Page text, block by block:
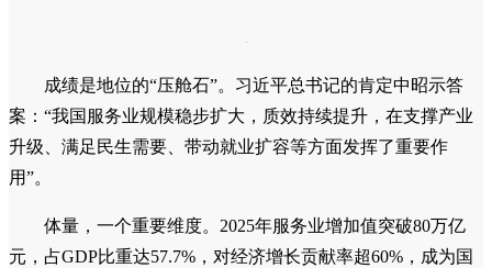
成绩是地位的“压舱石”。习近平总书记的肯定中昭示答
案：“我国服务业规模稳步扩大，质效持续提升，在支撑产业
升级、满足民生需要、带动就业扩容等方面发挥了重要作
用”。
体量，一个重要维度。2025年服务业增加值突破80万亿
元，占GDP比重达57.7%，对经济增长贡献率超60%，成为国